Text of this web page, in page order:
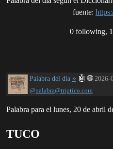
fuente:
0 following,
Palabra del día » 🤖 🌐 2026-
@palabra@triptico.com
Palabra para el lunes, 20 de abril
TUCO